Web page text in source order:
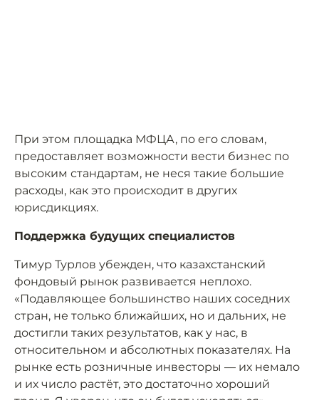
При этом площадка МФЦА, по его словам,
предоставляет возможности вести бизнес по
высоким стандартам, не неся такие большие
расходы, как это происходит в других
юрисдикциях.
Поддержка будущих специалистов
Тимур Турлов убежден, что казахстанский
фондовый рынок развивается неплохо.
«Подавляющее большинство наших соседних
стран, не только ближайших, но и дальних, не
достигли таких результатов, как у нас, в
относительном и абсолютных показателях. На
рынке есть розничные инвесторы — их немало
и их число растёт, это достаточно хороший